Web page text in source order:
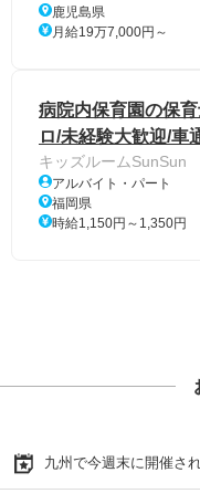
鹿児島県
月給19万7,000円～
病院内保育園の保
ロ/未経験大歓迎/車
キッズルームSunSun
アルバイト・パート
福岡県
時給1,150円～1,350円
九州で今週末に開催さ